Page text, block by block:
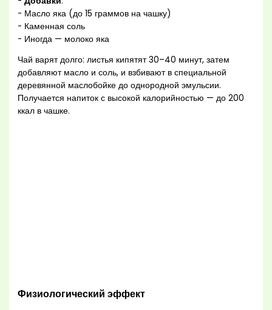
- Масло яка (до 15 граммов на чашку)
- Каменная соль
- Иногда — молоко яка
Чай варят долго: листья кипятят 30–40 минут, затем
добавляют масло и соль, и взбивают в специальной
деревянной маслобойке до однородной эмульсии.
Получается напиток с высокой калорийностью — до 200
ккал в чашке.
Физиологический эффект